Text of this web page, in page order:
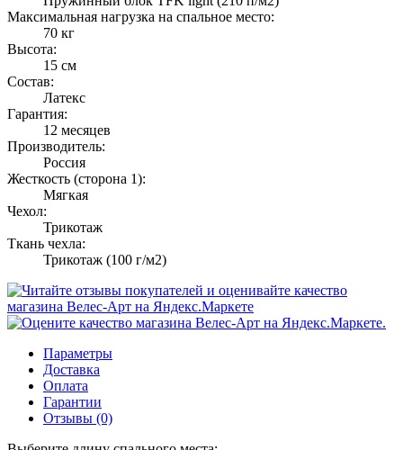
Максимальная нагрузка на спальное место:
70 кг
Высота:
15 см
Состав:
Латекс
Гарантия:
12 месяцев
Производитель:
Россия
Жесткость (сторона 1):
Мягкая
Чехол:
Трикотаж
Ткань чехла:
Трикотаж (100 г/м2)
Параметры
Доставка
Оплата
Гарантии
Отзывы (0)